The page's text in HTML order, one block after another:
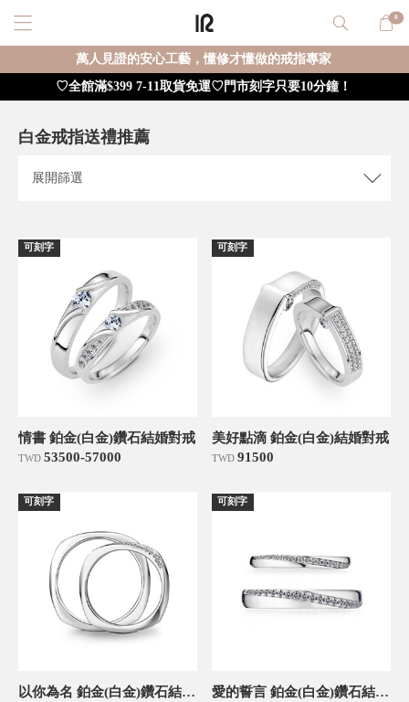
0
萬人見證的安心工藝，懂修才懂做的戒指專家
♡全館滿$399 7-11取貨免運♡門市刻字只要10分鐘！
白金戒指送禮推薦
展開篩選
可刻字
情書 鉑金(白金)鑽石結婚對戒
TWD 53500-57000
可刻字
美好點滴 鉑金(白金)結婚對戒
TWD 91500
可刻字
以你為名 鉑金(白金)鑽石結婚對戒
可刻字
愛的誓言 鉑金(白金)鑽石結婚對戒